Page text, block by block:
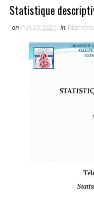
Statistique
on mai 20, 2021 in